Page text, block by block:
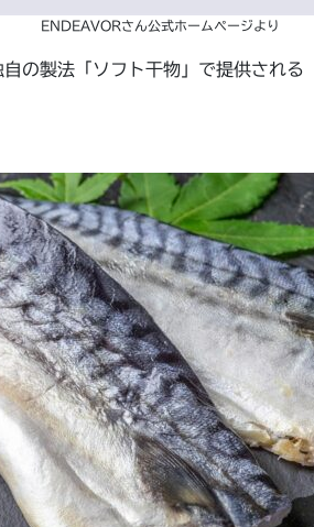
ENDEAVORさん公式ホームページより
の製法「ソフト干物」で提供される「